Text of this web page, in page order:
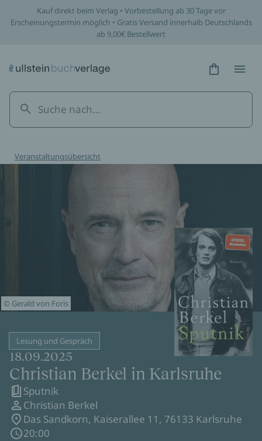
Kauf direkt beim Verlag • Vorbestellung ab 30 Tage vor
Erscheinungstermin möglich • Gratis Versand innerhalb Deutschlands
ab 9,00€ Bestellwert
Hidden
Veranstaltungsübersicht
© Gerald von Foris
Lesung und Gespräch
18.09.2025
Christian Berkel in Karlsruhe
Sputnik
Christian Berkel
Das Sandkorn, Kaiserallee 11, 76133 Karlsruhe
20:00